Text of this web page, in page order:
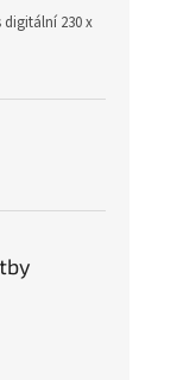
digitální 230 x